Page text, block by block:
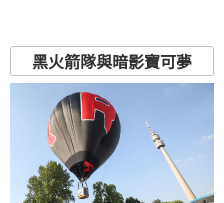
黑火箭隊與暗影寶可夢